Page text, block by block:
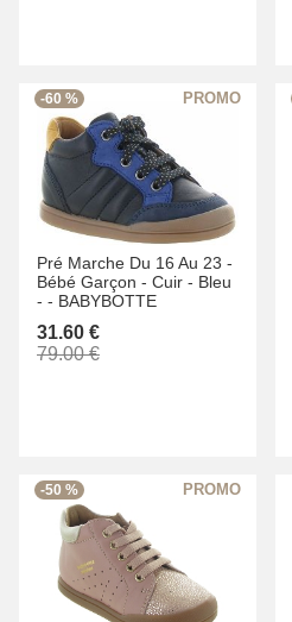
-60 %
Pré Marche Du 16 Au 23 -
Bébé Garçon - Cuir - Bleu
- - BABYBOTTE
31.60 €
79.00 €
-50 %